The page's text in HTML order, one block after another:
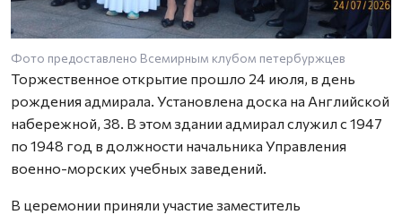
Фото предоставлено Всемирным клубом петербуржцев
Торжественное открытие прошло 24 июля, в день
рождения адмирала. Установлена доска на Английской
набережной, 38. В этом здании адмирал служил с 1947
по 1948 год в должности начальника Управления
военно-морских учебных заведений.
В церемонии приняли участие заместитель